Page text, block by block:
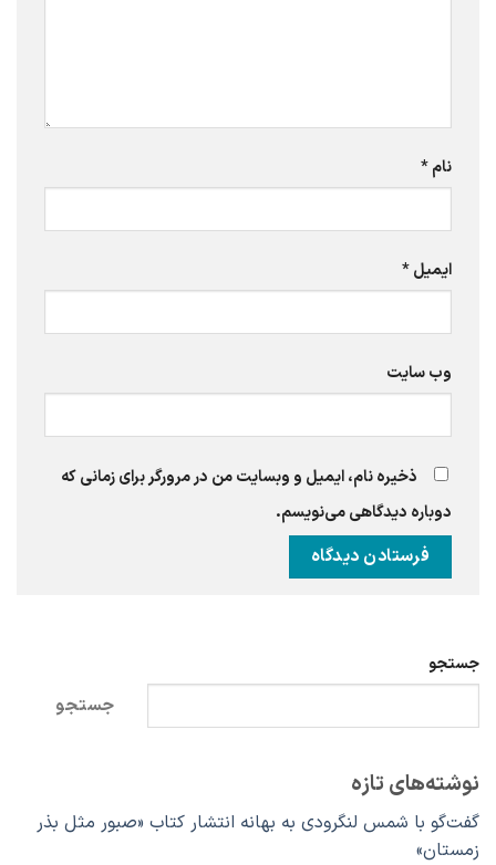
نام*
ایمیل*
وب‌ سایت
ذخیره نام، ایمیل و وبسایت من در مرورگر برای زمانی که
دوباره دیدگاهی می‌نویسم.
جستجو
جستجو
نوشته‌های تازه
گفت‌گو با شمس لنگرودی به بهانه انتشار کتاب «صبور مثل بذر
زمستان»